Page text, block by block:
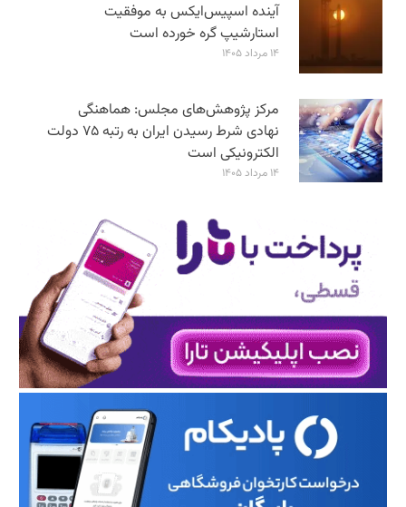
آینده اسپیس‌ایکس به موفقیت
استارشیپ گره خورده است
۱۴ مرداد ۱۴۰۵
مرکز پژوهش‌های مجلس: هماهنگی
نهادی شرط رسیدن ایران به رتبه ۷۵ دولت
الکترونیکی است
۱۴ مرداد ۱۴۰۵